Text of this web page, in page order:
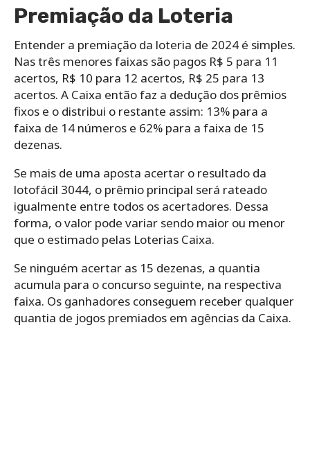
Premiação da Loteria
Entender a premiação da loteria de 2024 é simples.
Nas três menores faixas são pagos R$ 5 para 11
acertos, R$ 10 para 12 acertos, R$ 25 para 13
acertos. A Caixa então faz a dedução dos prêmios
fixos e o distribui o restante assim: 13% para a
faixa de 14 números e 62% para a faixa de 15
dezenas.
Se mais de uma aposta acertar o resultado da
lotofácil 3044, o prêmio principal será rateado
igualmente entre todos os acertadores. Dessa
forma, o valor pode variar sendo maior ou menor
que o estimado pelas Loterias Caixa.
Se ninguém acertar as 15 dezenas, a quantia
acumula para o concurso seguinte, na respectiva
faixa. Os ganhadores conseguem receber qualquer
quantia de jogos premiados em agências da Caixa.